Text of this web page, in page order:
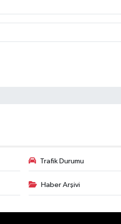
Trafik Durumu
Haber Arşivi